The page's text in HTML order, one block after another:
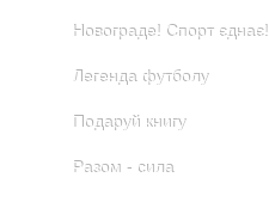
Новограде! Спорт єднає!
Легенда футболу
Подаруй книгу
Разом - сила